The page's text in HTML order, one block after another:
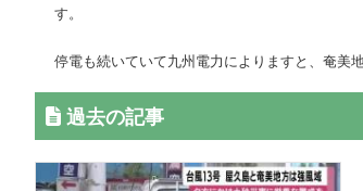
す。
停電も続いていて九州電力によりますと、奄美
過去の記事